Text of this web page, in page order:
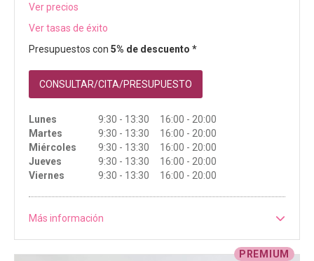
Ver precios
Ver tasas de éxito
Presupuestos con 5% de descuento *
CONSULTAR/CITA/PRESUPUESTO
Lunes
9:30 - 13:30 16:00 - 20:00
Martes
9:30 - 13:30 16:00 - 20:00
Miércoles
9:30 - 13:30 16:00 - 20:00
Jueves
9:30 - 13:30 16:00 - 20:00
Viernes
9:30 - 13:30 16:00 - 20:00
Más información
PREMIUM